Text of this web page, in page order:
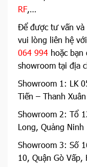
RF,…
Để được tư vấn và
vui lòng liên hệ
064 994 hoặc
showroom tại địa
Showroom 1: LK
Tiến – Thanh
Showroom 2: Tổ
Long, Quảng Ninh
Showroom 3: Số
10, Quận Gò Vấp,